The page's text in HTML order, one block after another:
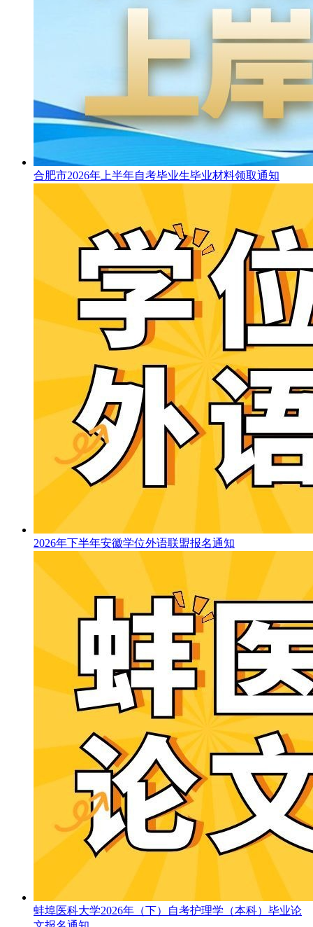
合肥市2026年上半年自考毕业生毕业材料领取通知
2026年下半年安徽学位外语联盟报名通知
蚌埠医科大学2026年（下）自考护理学（本科）毕业论